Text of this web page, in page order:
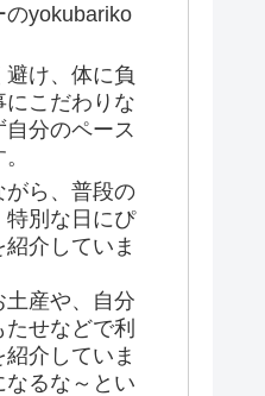
のyokubariko
け、体に負
こだわりな
分のペース
がら、普段の
特別な日にぴ
介していま
土産や、自分
せなどで利
介していま
るな～とい